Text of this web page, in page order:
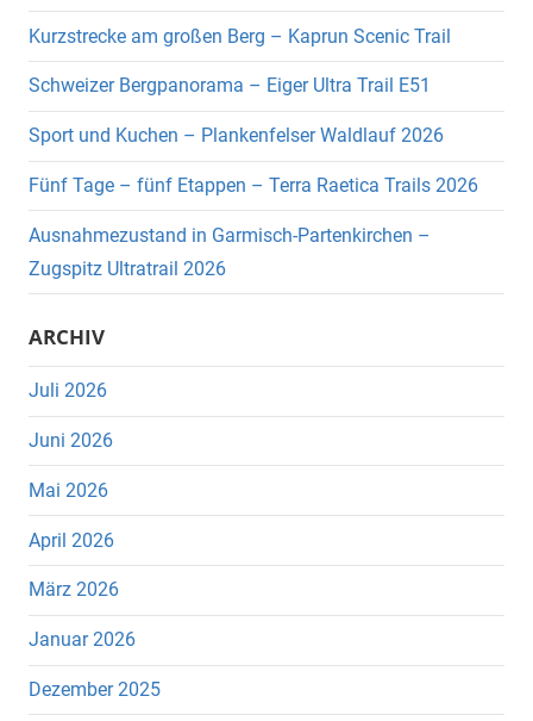
Kurzstrecke am großen Berg – Kaprun Scenic Trail
Schweizer Bergpanorama – Eiger Ultra Trail E51
Sport und Kuchen – Plankenfelser Waldlauf 2026
Fünf Tage – fünf Etappen – Terra Raetica Trails 2026
Ausnahmezustand in Garmisch-Partenkirchen –
Zugspitz Ultratrail 2026
ARCHIV
Juli 2026
Juni 2026
Mai 2026
April 2026
März 2026
Januar 2026
Dezember 2025